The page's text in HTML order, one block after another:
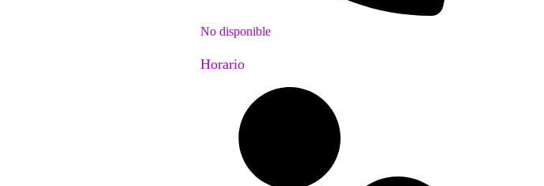
No disponible
Horario